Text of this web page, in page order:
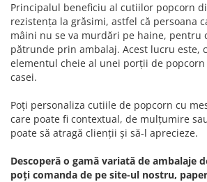
Principalul beneficiu al cutiilor popcorn
rezistența la grăsimi, astfel că persoana
mâini nu se va murdări pe haine, pentru
pătrunde prin ambalaj. Acest lucru este,
elementul cheie al unei porții de
casei.
Poți personaliza cutiile de popcorn cu
care poate fi contextual, de mulțumire
poate să atragă clienții și să-l aprecieze.
Descoperă o gamă variată de ambalaje
poți comanda de pe site-ul nostru,